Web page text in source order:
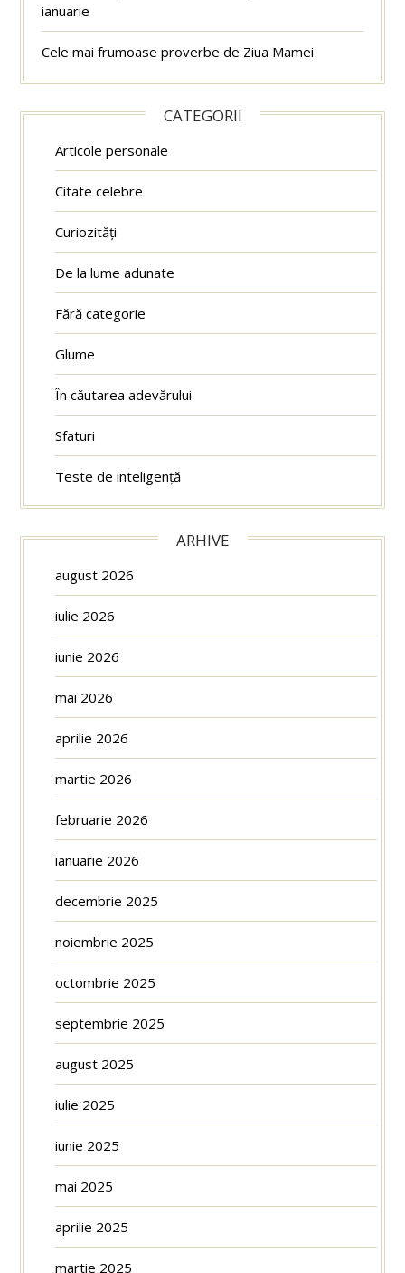
ianuarie
Cele mai frumoase proverbe de Ziua Mamei
CATEGORII
Articole personale
Citate celebre
Curiozități
De la lume adunate
Fără categorie
Glume
În căutarea adevărului
Sfaturi
Teste de inteligență
ARHIVE
august 2026
iulie 2026
iunie 2026
mai 2026
aprilie 2026
martie 2026
februarie 2026
ianuarie 2026
decembrie 2025
noiembrie 2025
octombrie 2025
septembrie 2025
august 2025
iulie 2025
iunie 2025
mai 2025
aprilie 2025
martie 2025